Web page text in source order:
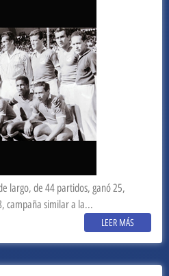
largo, de 44 partidos, ganó 25,
campaña similar a la...
LEER MÁS